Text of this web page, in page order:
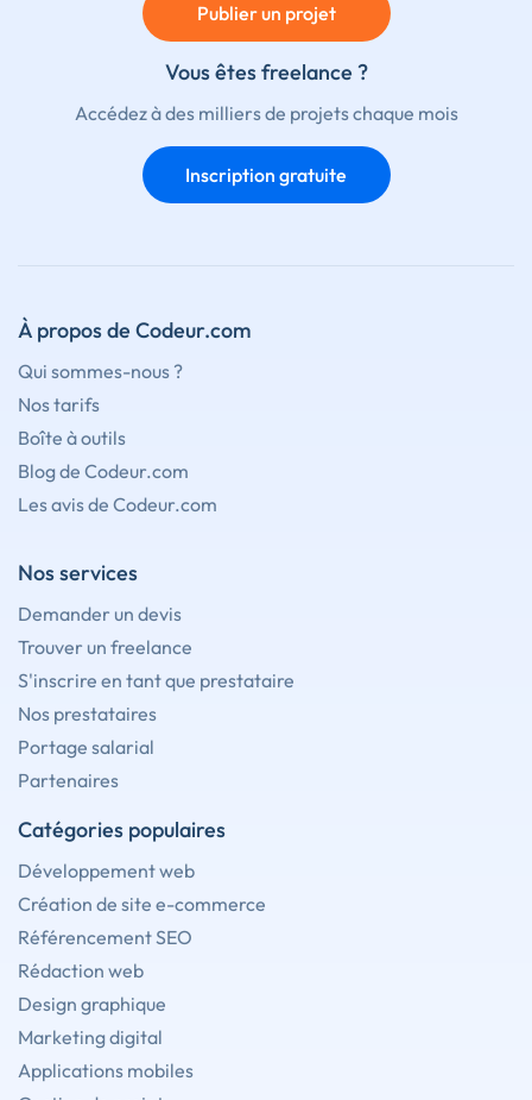
Publier un projet
Vous êtes freelance ?
Accédez à des milliers de projets chaque mois
Inscription gratuite
À propos de Codeur.com
Qui sommes-nous ?
Nos tarifs
Boîte à outils
Blog de Codeur.com
Les avis de Codeur.com
Nos services
Demander un devis
Trouver un freelance
S'inscrire en tant que prestataire
Nos prestataires
Portage salarial
Partenaires
Catégories populaires
Développement web
Création de site e-commerce
Référencement SEO
Rédaction web
Design graphique
Marketing digital
Applications mobiles